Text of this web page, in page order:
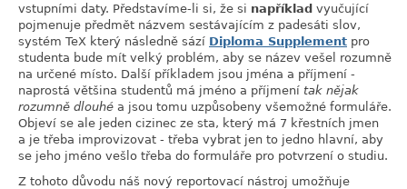
vstupními daty. Představíme-li si, že si například vyučující
pojmenuje předmět názvem sestávajícím z padesáti slov,
systém TeX který následně sází Diploma Supplement pro
studenta bude mít velký problém, aby se název vešel rozumně
na určené místo. Další příkladem jsou jména a příjmení -
naprostá většina studentů má jméno a příjmení tak nějak
rozumně dlouhé a jsou tomu uzpůsobeny všemožné formuláře.
Objeví se ale jeden cizinec ze sta, který má 7 křestních jmen
a je třeba improvizovat - třeba vybrat jen to jedno hlavní, aby
se jeho jméno vešlo třeba do formuláře pro potvrzení o studiu.
Z tohoto důvodu náš nový reportovací nástroj umožňuje